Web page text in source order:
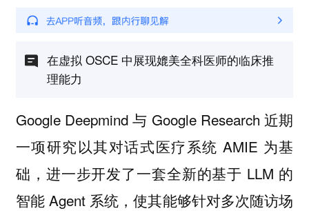
在虚拟 OSCE 中展现媲美全科医师的临床推
理能力
Google Deepmind 与 Google Research 近期
一项研究以其对话式医疗系统 AMIE 为基
础，进一步开发了一套全新的基于 LLM 的
智能 Agent 系统，使其能够针对多次随访场